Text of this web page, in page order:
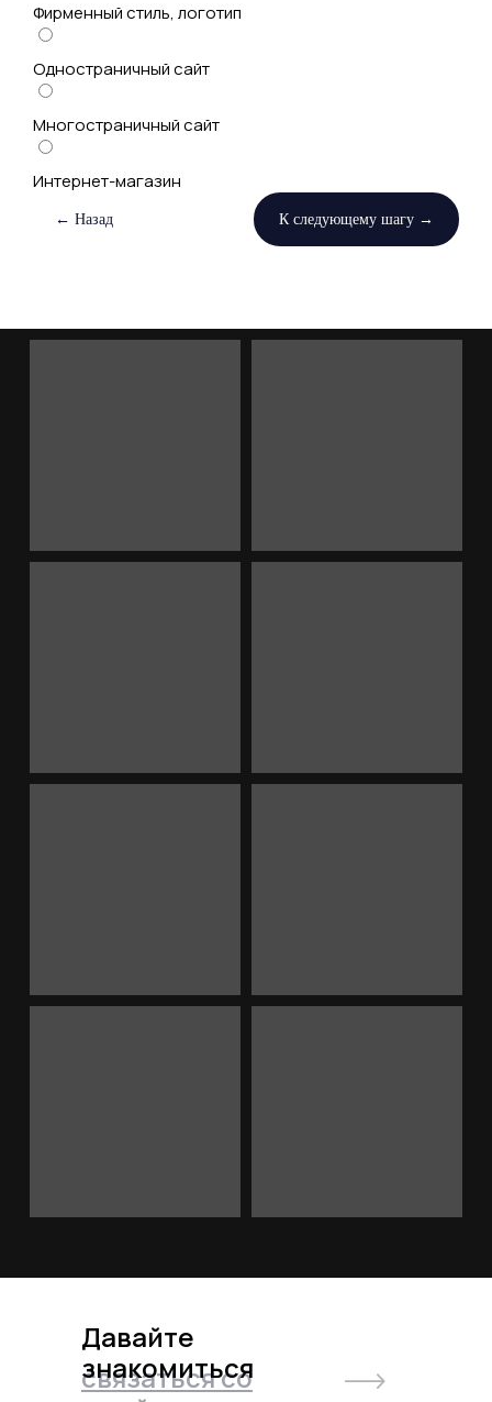
Фирменный стиль, логотип
Одностраничный сайт
Многостраничный сайт
Интернет-магазин
← Назад К следующему шагу →
Давайте
знакомиться
связаться со